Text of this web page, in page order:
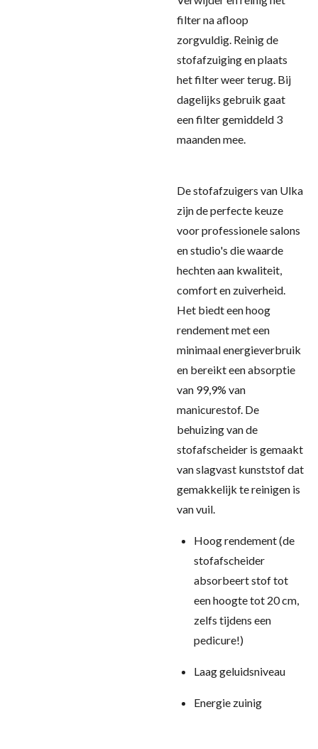
filter na afloop
zorgvuldig. Reinig de
stofafzuiging en plaats
het filter weer terug. Bij
dagelijks gebruik gaat
een filter gemiddeld 3
maanden mee.
De stofafzuigers van Ulka
zijn de perfecte keuze
voor professionele salons
en studio's die waarde
hechten aan kwaliteit,
comfort en zuiverheid.
Het biedt een hoog
rendement met een
minimaal energieverbruik
en bereikt een absorptie
van 99,9% van
manicurestof. De
behuizing van de
stofafscheider is gemaakt
van slagvast kunststof dat
gemakkelijk te reinigen is
van vuil.
Hoog rendement (de
stofafscheider
absorbeert stof tot
een hoogte tot 20 cm,
zelfs tijdens een
pedicure!)
Laag geluidsniveau
Energie zuinig